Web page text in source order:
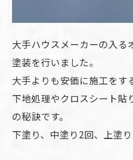
大手ハウスメーカーの入る
塗装を行いました。
大手よりも安価に施工をす
下地処理やクロスシート貼
の秘訣です。
下塗り、中塗り2回、上塗り